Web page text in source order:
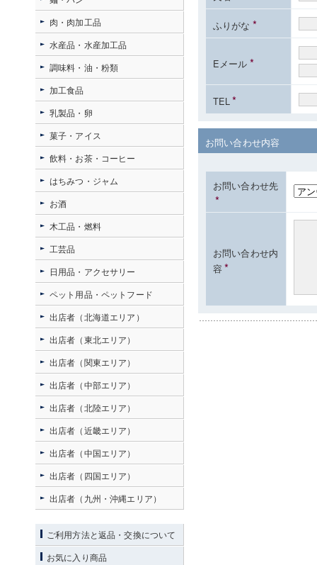
ふりがな *
Eメール *
TEL*
お問い合わせ内容
お問い合わせ先
*
お問い合わせ内
容 *
肉・肉加工品
水産品・水産加工品
調味料・油・粉類
加工食品
乳製品・卵
菓子・アイス
飲料・お茶・コーヒー
はちみつ・ジャム
お酒
木工品・燃料
工芸品
日用品・アクセサリー
ペット用品・ペットフード
出店者（北海道エリア）
出店者（東北エリア）
出店者（関東エリア）
出店者（中部エリア）
出店者（北陸エリア）
出店者（近畿エリア）
出店者（中国エリア）
出店者（四国エリア）
出店者（九州・沖縄エリア）
ご利用方法と返品・交換について
お気に入り商品